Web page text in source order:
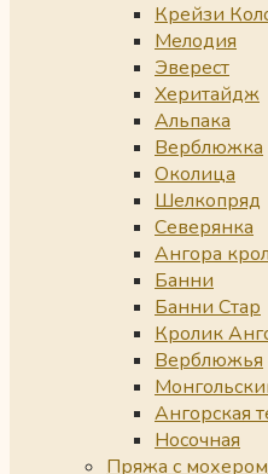
Крейзи
Мелодия
Эверест
Херитайдж
Альпака
Верблюжка
Околица
Шелкопряд
Северянка
Ангора
Банни
Банни Стар
Кролик
Верблюжья
Ангорская
Носочная
Пряжа с